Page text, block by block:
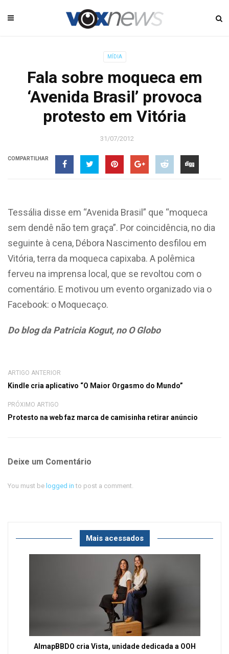
MÍDIA
Fala sobre moqueca em
‘Avenida Brasil’ provoca
protesto em Vitória
31/07/2012
COMPARTILHAR
Tessália disse em “Avenida Brasil” que “moqueca
sem dendê não tem graça”. Por coincidência, no dia
seguinte à cena, Débora Nascimento desfilou em
Vitória, terra da moqueca capixaba. A polêmica
ferveu na imprensa local, que se revoltou com o
comentário. E motivou um evento organizado via o
Facebook: o Moquecaço.
Do blog da Patricia Kogut, no O Globo
ARTIGO ANTERIOR
Kindle cria aplicativo “O Maior Orgasmo do Mundo”
PRÓXIMO ARTIGO
Protesto na web faz marca de camisinha retirar anúncio
Deixe um Comentário
You must be logged in to post a comment.
Mais acessados
AlmapBBDO cria Vista, unidade dedicada a OOH